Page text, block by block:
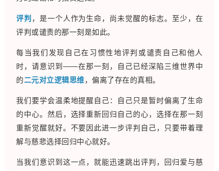
评判 ，是一个人作为生命，尚未觉醒的标志。至少，在
评判或谴责的那一刻是如此。
每当我们发现自己在习惯性地评判或谴责自己和他人
时，请意识到——在那一刻，自己已经深陷三维世界中
的二元对立逻辑思维，偏离了存在的真相。
我们要学会温柔地提醒自己：自己只是暂时偏离了生命
的中心。然后，选择重新回归自己的心，选择在那一刻
重新觉醒就好。不要因此进一步评判自己，只要带着理
解与慈悲选择回归中心就好。
当我们意识到这一点，就能迅速跳出评判，回归爱与慈